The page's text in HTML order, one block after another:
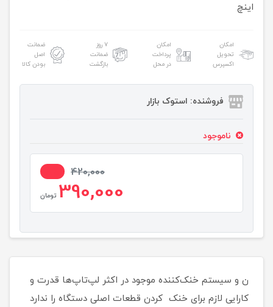
اینچ
امکان
تحویل
اکسپرس
امکان
پرداخت
در محل
۷ روز
ضمانت
بازگشت
ضمانت
اصل
بودن کالا
فروشنده: استوک بازار
ناموجود
420,000
390,000 تومان
ن و سیستم خنک‌کننده موجود در اکثر لپ‌تاپ‌ها قدرت و
کارایی لازم برای خنک کردن قطعات اصلی دستگاه را ندارد